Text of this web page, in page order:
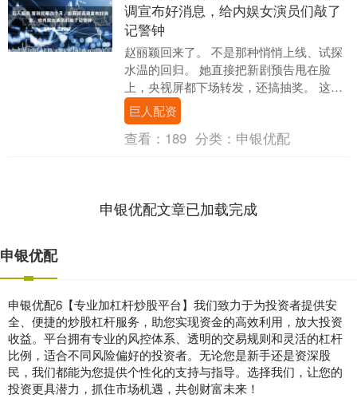
调宣布好消息，给内娱女演员们敲了
记警钟
赵丽颖回来了。 不是那种悄悄上线、试探
水温的回归。 她直接把新剧预告甩在脸
上，央视屏都下场转发，还搞抽奖。 这操
作，内娱这几年没几个人能扛得住。 她消
失荧幕四个....
巨人配资
查看： 189 分类： 申银优配
申银优配文章已加载完成
申银优配
申银优配6【专业加杠杆炒股平台】我们致力于为投资者提供安
全、便捷的炒股杠杆服务，助您实现资金的高效利用，放大投资
收益。平台拥有专业的风控体系、透明的交易规则和灵活的杠杆
比例，适合不同风险偏好的投资者。无论您是新手还是资深股
民，我们都能为您提供个性化的支持与指导。选择我们，让您的
投资更具潜力，抓住市场机遇，共创财富未来！